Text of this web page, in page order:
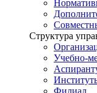
Структура
Учебно-
Филиал